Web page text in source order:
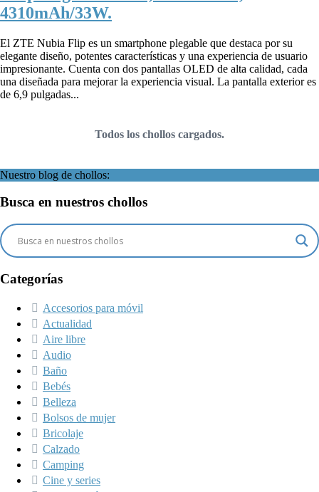
4310mAh/33W.
El ZTE Nubia Flip es un smartphone plegable que destaca por su
elegante diseño, potentes características y una experiencia de usuario
impresionante. Cuenta con dos pantallas OLED de alta calidad, cada
una diseñada para mejorar la experiencia visual. La pantalla exterior es
de 6,9 pulgadas...
Todos los chollos cargados.
Nuestro blog de chollos:
Busca en nuestros chollos
Categorías
Accesorios para móvil
Actualidad
Aire libre
Audio
Baño
Bebés
Belleza
Bolsos de mujer
Bricolaje
Calzado
Camping
Cine y series